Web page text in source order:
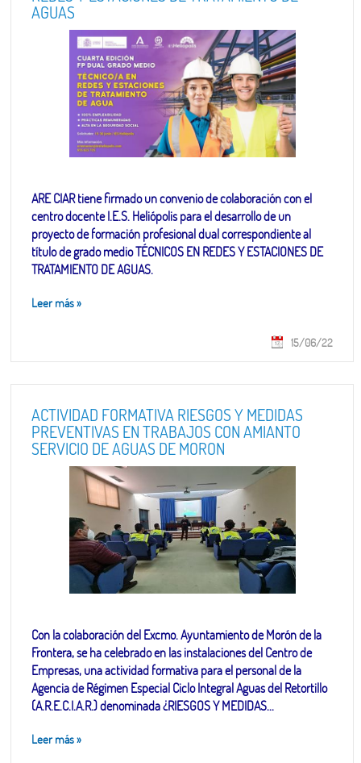
AGUAS
ARE CIAR tiene firmado un convenio de colaboración con el
centro docente I.E.S. Heliópolis para el desarrollo de un
proyecto de formación profesional dual correspondiente al
título de grado medio TÉCNICOS EN REDES Y ESTACIONES DE
TRATAMIENTO DE AGUAS.
Leer más»
15/06/22
ACTIVIDAD FORMATIVA RIESGOS Y MEDIDAS
PREVENTIVAS EN TRABAJOS CON AMIANTO
SERVICIO DE AGUAS DE MORON
Con la colaboración del Excmo. Ayuntamiento de Morón de la
Frontera, se ha celebrado en las instalaciones del Centro de
Empresas, una actividad formativa para el personal de la
Agencia de Régimen Especial Ciclo Integral Aguas del Retortillo
(A.R.E.C.I.A.R.) denominada ¿RIESGOS Y MEDIDAS...
Leer más»